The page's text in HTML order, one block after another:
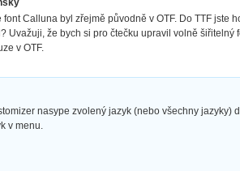
font Calluna byl zřejmě původně v OTF. Do TTF jste
Uvažuji, že bych si pro čtečku upravil volně šiřitelný
v OTF.
nasype zvolený jazyk (nebo všechny jazyky)
v menu.